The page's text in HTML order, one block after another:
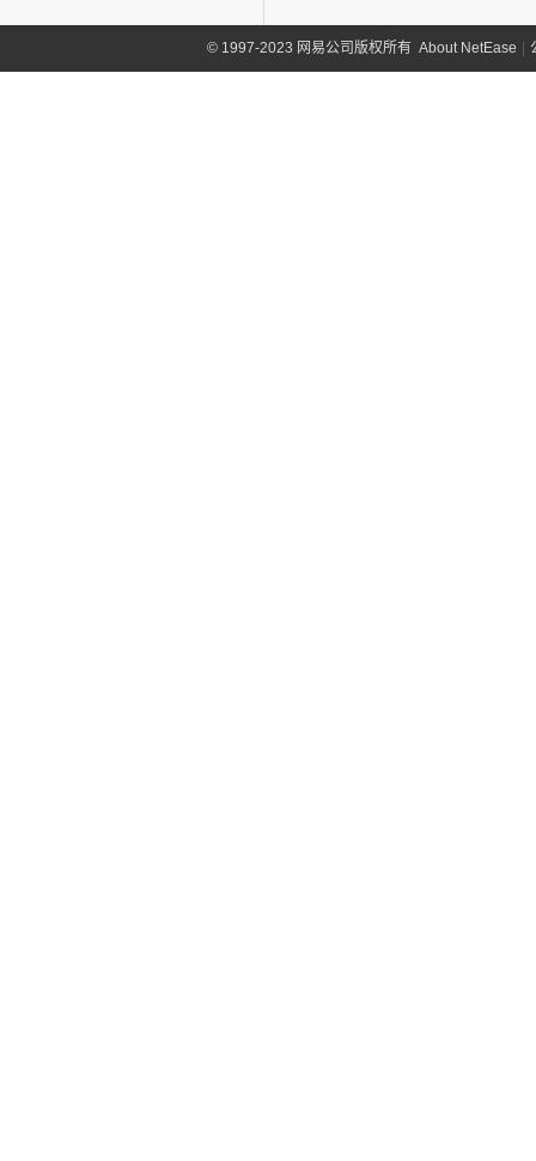
©1997-2023 网易公司版权所有 About NetEase